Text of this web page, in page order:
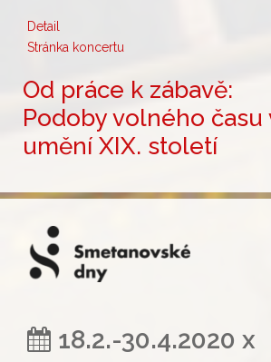
Detail
Stránka koncertu
Od práce k zábavě:
Podoby volného času
umění XIX. století
18.2.-30.4.2020 x